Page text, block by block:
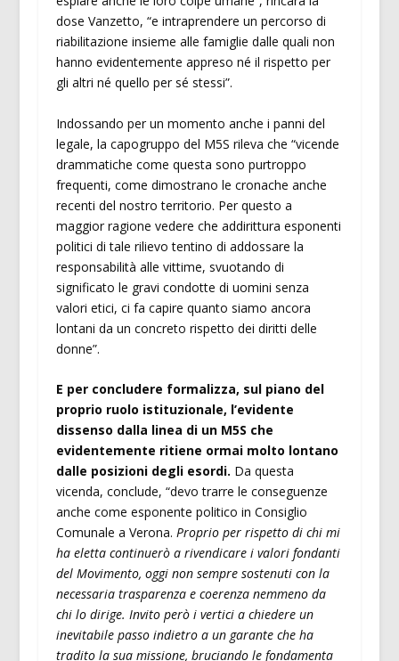
dose Vanzetto, “e intraprendere un percorso di
riabilitazione insieme alle famiglie dalle quali non
hanno evidentemente appreso né il rispetto per
gli altri né quello per sé stessi”.
Indossando per un momento anche i panni del
legale, la capogruppo del M5S rileva che “vicende
drammatiche come questa sono purtroppo
frequenti, come dimostrano le cronache anche
recenti del nostro territorio. Per questo a
maggior ragione vedere che addirittura esponenti
politici di tale rilievo tentino di addossare la
responsabilità alle vittime, svuotando di
significato le gravi condotte di uomini senza
valori etici, ci fa capire quanto siamo ancora
lontani da un concreto rispetto dei diritti delle
donne”.
E per concludere formalizza, sul piano del
proprio ruolo istituzionale, l’evidente
dissenso dalla linea di un M5S che
evidentemente ritiene ormai molto lontano
dalle posizioni degli esordi. Da questa
vicenda, conclude, “devo trarre le conseguenze
anche come esponente politico in Consiglio
Comunale a Verona. Proprio per rispetto di chi mi
ha eletta continuerò a rivendicare i valori fondanti
del Movimento, oggi non sempre sostenuti con la
necessaria trasparenza e coerenza nemmeno da
chi lo dirige. Invito però i vertici a chiedere un
inevitabile passo indietro a un garante che ha
tradito la sua missione, bruciando le fondamenta